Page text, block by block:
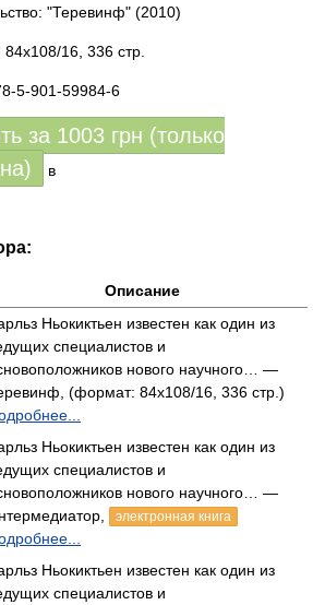
"Теревинф" (2010)
16, 336 стр.
5-901-59984-6
за 1003 грн (только
в
Описание
Ньокиктьен известен как один из
специалистов и
нового научного… —
(формат: 84x108/16, 336 стр.)
Ньокиктьен известен как один из
специалистов и
нового научного… —
электронная книга
Ньокиктьен известен как один из
специалистов и